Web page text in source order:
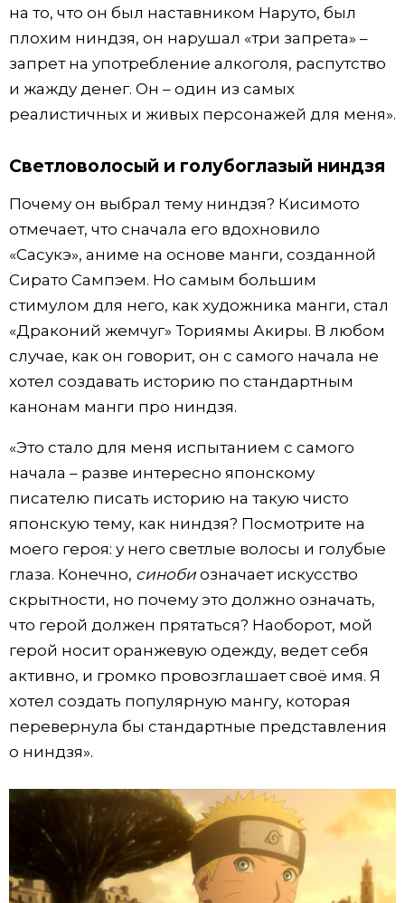
на то, что он был наставником Наруто, был
плохим ниндзя, он нарушал «три запрета» –
запрет на употребление алкоголя, распутство
и жажду денег. Он – один из самых
реалистичных и живых персонажей для меня».
Светловолосый и голубоглазый ниндзя
Почему он выбрал тему ниндзя? Кисимото
отмечает, что сначала его вдохновило
«Сасукэ», аниме на основе манги, созданной
Сирато Сампэем. Но самым большим
стимулом для него, как художника манги, стал
«Драконий жемчуг» Ториямы Акиры. В любом
случае, как он говорит, он с самого начала не
хотел создавать историю по стандартным
канонам манги про ниндзя.
«Это стало для меня испытанием с самого
начала – разве интересно японскому
писателю писать историю на такую чисто
японскую тему, как ниндзя? Посмотрите на
моего героя: у него светлые волосы и голубые
глаза. Конечно, синобиозначает искусство
скрытности, но почему это должно означать,
что герой должен прятаться? Наоборот, мой
герой носит оранжевую одежду, ведет себя
активно, и громко провозглашает своё имя. Я
хотел создать популярную мангу, которая
перевернула бы стандартные представления
о ниндзя».